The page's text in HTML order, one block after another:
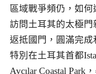
區域戰爭頻仍，如
訪問土耳其的太極門
返抵國門，圓滿完成
特別在土耳其首都
Avcılar Coastal Park